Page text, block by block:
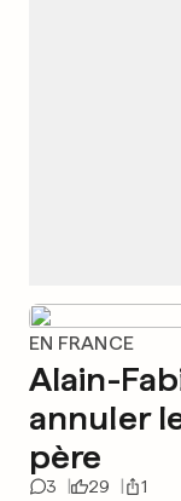
EN FRANCE
Alain-
annuler
père
3 29 1